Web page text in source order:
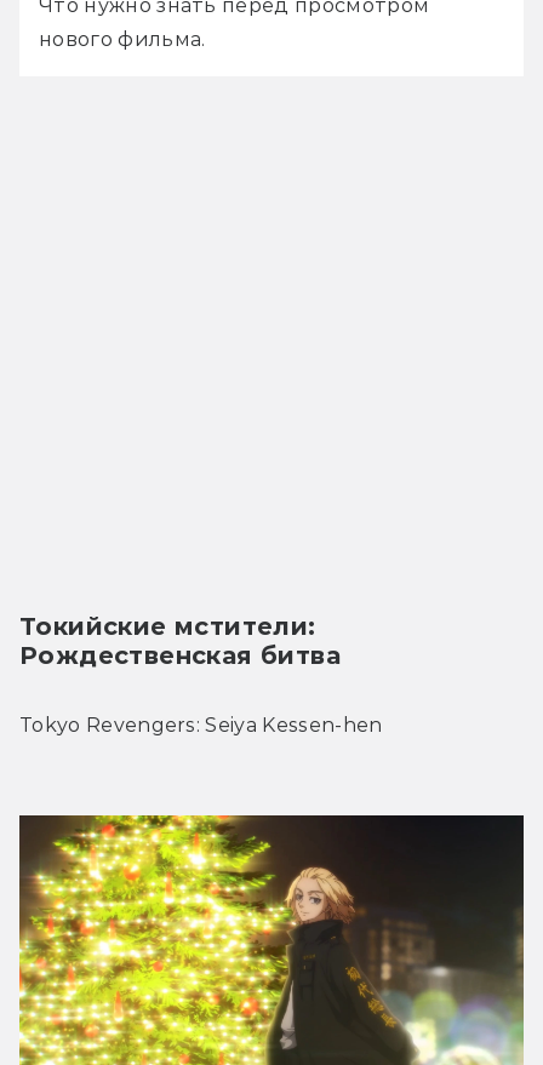
Что нужно знать перед просмотром
нового фильма.
Токийские мстители:
Рождественская битва
Tokyo Revengers: Seiya Kessen-hen